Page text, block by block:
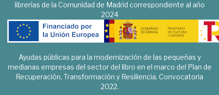
librerías de la Comunidad de Madrid correspondiente al año
2024
Ayudas públicas para la modernización de las pequeñas y
medianas empresas del sector del libro en el marco del Plan de
Recuperación, Transformación y Resiliencia. Convocatoria
2022.